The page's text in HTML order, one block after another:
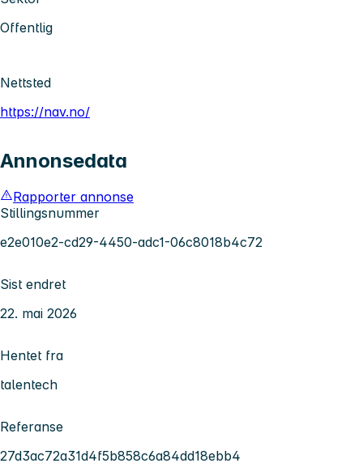
Offentlig
Nettsted
https://nav.no/
Annonsedata
Rapporter annonse
Stillingsnummer
e2e010e2-cd29-4450-adc1-06c8018b4c72
Sist endret
22. mai 2026
Hentet fra
talentech
Referanse
27d3ac72a31d4f5b858c6a84dd18ebb4